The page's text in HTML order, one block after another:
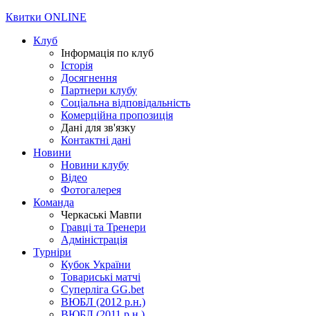
Квитки ONLINE
Клуб
Інформація по клуб
Історія
Досягнення
Партнери клубу
Соціальна відповідальність
Комерційна пропозиція
Дані для зв'язку
Контактні дані
Новини
Новини клубу
Відео
Фотогалерея
Команда
Черкаські Мавпи
Гравці та Тренери
Адміністрація
Турніри
Кубок України
Товариські матчі
Суперліга GG.bet
ВЮБЛ (2012 р.н.)